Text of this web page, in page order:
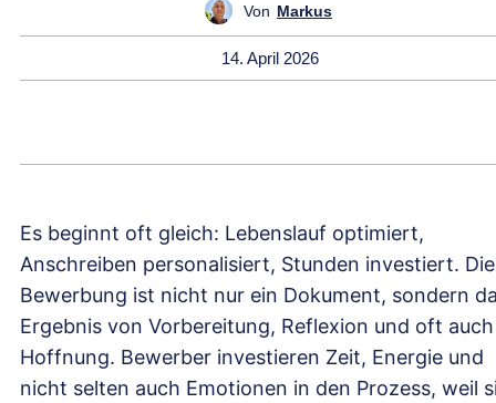
Von Markus
14. April 2026
Es beginnt oft gleich: Lebenslauf optimiert,
Anschreiben personalisiert, Stunden investiert. Die
Bewerbung ist nicht nur ein Dokument, sondern
Ergebnis von Vorbereitung, Reflexion und oft auch
Hoffnung. Bewerber investieren Zeit, Energie und
nicht selten auch Emotionen in den Prozess, weil